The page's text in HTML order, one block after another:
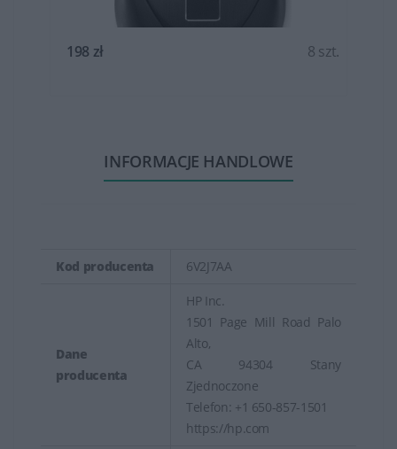
198 zł 8 szt.
INFORMACJE HANDLOWE
Kod producenta 6V2J7AA
Dane
producenta
HP Inc.
1501 Page Mill Road Palo
Alto,
CA 94304 Stany
Zjednoczone
Telefon: +1 650-857-1501
https://hp.com